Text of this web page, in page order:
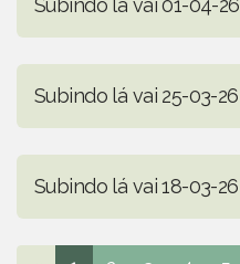
Subindo lá vai 01-04-26
Subindo lá vai 25-03-26
Subindo lá vai 18-03-26